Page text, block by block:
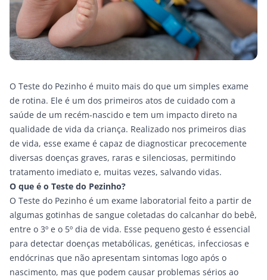
O Teste do Pezinho é muito mais do que um simples exame
de rotina. Ele é um dos primeiros atos de cuidado com a
saúde de um recém-nascido e tem um impacto direto na
qualidade de vida da criança. Realizado nos primeiros dias
de vida, esse exame é capaz de diagnosticar precocemente
diversas doenças graves, raras e silenciosas, permitindo
tratamento imediato e, muitas vezes, salvando vidas.
O que é o Teste do Pezinho?
O Teste do Pezinho é um exame laboratorial feito a partir de
algumas gotinhas de sangue coletadas do calcanhar do bebê,
entre o 3º e o 5º dia de vida. Esse pequeno gesto é essencial
para detectar doenças metabólicas, genéticas, infecciosas e
endócrinas que não apresentam sintomas logo após o
nascimento, mas que podem causar problemas sérios ao